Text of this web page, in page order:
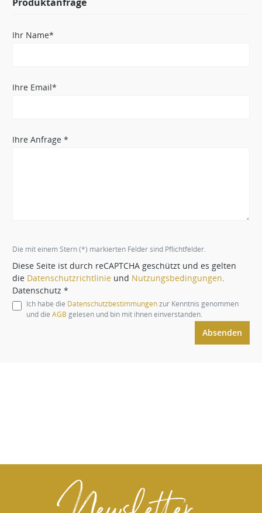
Ihr Name*
Ihre Email*
Ihre Anfrage *
Die mit einem Stern (*) markierten Felder sind Pflichtfelder.
Diese Seite ist durch reCAPTCHA geschützt und es gelten
die Datenschutzrichtlinie und Nutzungsbedingungen
Datenschutz *
Ich habe die Datenschutzbestimmungenzur Kenntnis genommen
und die AGB gelesen und bin mit ihnen einverstanden.
Absenden